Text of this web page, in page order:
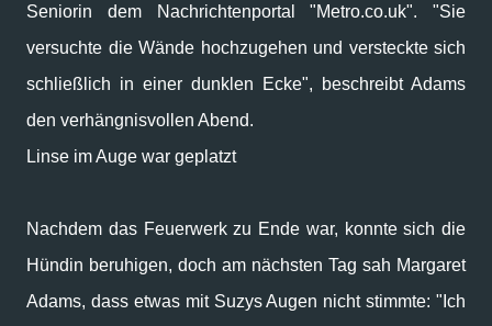
Seniorin dem Nachrichtenportal "Metro.co.uk". "Sie
versuchte die Wände hochzugehen und versteckte sich
schließlich in einer dunklen Ecke", beschreibt Adams
den verhängnisvollen Abend.
Linse im Auge war geplatzt
Nachdem das Feuerwerk zu Ende war, konnte sich die
Hündin beruhigen, doch am nächsten Tag sah Margaret
Adams, dass etwas mit Suzys Augen nicht stimmte: "Ich